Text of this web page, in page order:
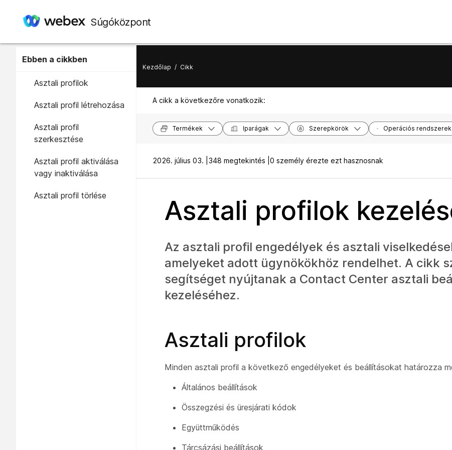
Súgóközpont
Ebben a cikkben
Asztali profilok
Asztali profil létrehozása
Asztali profil
szerkesztése
Asztali profil aktiválása
vagy inaktiválása
Asztali profil törlése
Kezdőlap / Cikk
A cikk a következőre vonatkozik:
Termékek Iparágak Szerepkörök Operációs rendszerek
2026. július 03. | 348 megtekintés | 0 személy érezte ezt hasznosnak
Asztali profilok
Az asztali profil engedélyek és asztali
amelyeket adott ügynökökhöz rendelhet. A cikk
segítséget nyújtanak a Contact Center asztali
kezeléséhez.
Asztali profilok
Minden asztali profil a következő engedélyeket és beállításokat határozza
Általános beállítások
Összegzési és üresjárati kódok
Együttműködés
Tárcsázási beállítások